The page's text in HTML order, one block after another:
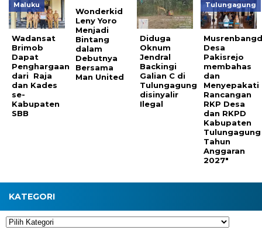
Maluku
Wadansat
Brimob
Dapat
Penghargaan
dari Raja
dan Kades
se-
Kabupaten
SBB
Wonderkid
Leny Yoro
Menjadi
Bintang
dalam
Debutnya
Bersama
Man United
Diduga
Oknum
Jendral
Backingi
Galian C di
Tulungagung
disinyalir
Ilegal
Tulungagung
Desa
Pakisrejo
membahas
dan
Menyepakati
Rancangan
RKP Desa
dan RKPD
Kabupaten
Tulungagung
Tahun
Anggaran
2027″
KATEGORI
Kategori